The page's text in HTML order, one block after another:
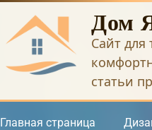
Дом
Сайт для
статьи
Главная страница